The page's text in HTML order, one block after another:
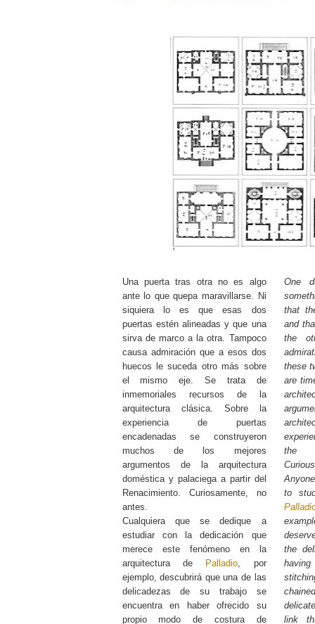
Una puerta tras otra no es algo
ante lo que quepa maravillarse. Ni
siquiera lo es que esas dos
puertas estén alineadas y que una
sirva de marco a la otra. Tampoco
causa admiración que a esos dos
huecos le suceda otro más sobre
el mismo eje. Se trata de
inmemoriales recursos de la
arquitectura clásica. Sobre la
experiencia de puertas
encadenadas se construyeron
muchos de los mejores
argumentos de la arquitectura
doméstica y palaciega a partir del
Renacimiento. Curiosamente, no
antes.
Cualquiera que se dedique a
estudiar con la dedicación que
merece este fenómeno en la
arquitectura de
Palladio, por
ejemplo, descubrirá que una de las
delicadezas de su trabajo se
encuentra en haber ofrecido su
propio modo de costura de
One
that
and
the
these
are
the
to
the
link